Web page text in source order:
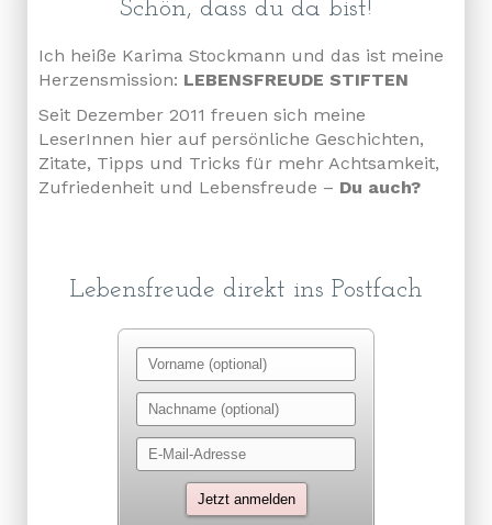
Schön, dass du da bist!
Ich heiße Karima Stockmann und das ist meine
Herzensmission: LEBENSFREUDE STIFTEN
Seit Dezember 2011 freuen sich meine
LeserInnen hier auf persönliche Geschichten,
Zitate, Tipps und Tricks für mehr Achtsamkeit,
Zufriedenheit und Lebensfreude – Du auch?
Lebensfreude direkt ins Postfach